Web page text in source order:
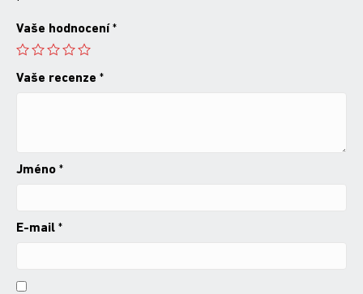
Vaše hodnocení *
Vaše recenze *
Jméno *
E-mail *